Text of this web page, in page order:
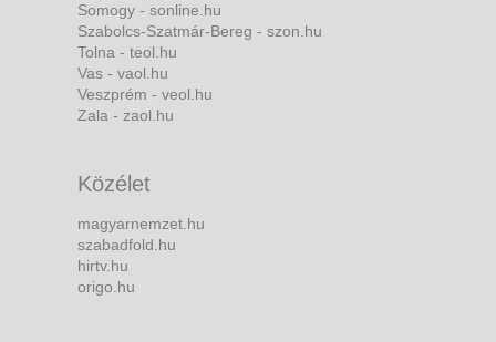
Somogy - sonline.hu
Szabolcs-Szatmár-Bereg - szon.hu
Tolna - teol.hu
Vas - vaol.hu
Veszprém - veol.hu
Zala - zaol.hu
Közélet
magyarnemzet.hu
szabadfold.hu
hirtv.hu
origo.hu